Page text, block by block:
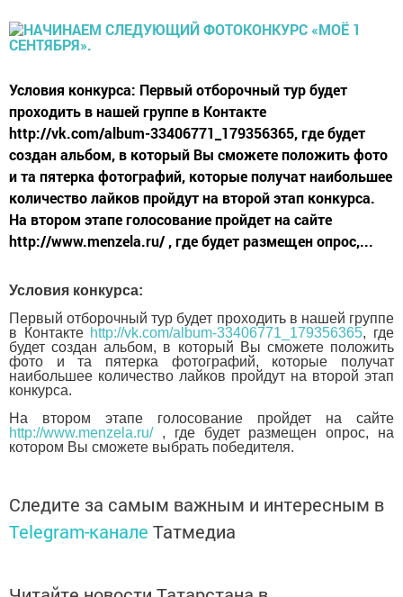
Условия конкурса: Первый отборочный тур будет
проходить в нашей группе в Контакте
http://vk.com/album-33406771_179356365, где будет
создан альбом, в который Вы сможете положить фото
и та пятерка фотографий, которые получат наибольшее
количество лайков пройдут на второй этап конкурса.
На втором этапе голосование пройдет на сайте
http://www.menzela.ru/ , где будет размещен опрос,...
Условия конкурса:
Первый отборочный тур будет проходить в нашей группе
в Контакте http://vk.com/album-33406771_179356365, где
будет создан альбом, в который Вы сможете положить
фото и та пятерка фотографий, которые получат
наибольшее количество лайков пройдут на второй этап
конкурса.
На втором этапе голосование пройдет на сайте
http://www.menzela.ru/, где будет размещен опрос, на
котором Вы сможете выбрать победителя.
Следите за самым важным и интересным в
Telegram-канале Татмедиа